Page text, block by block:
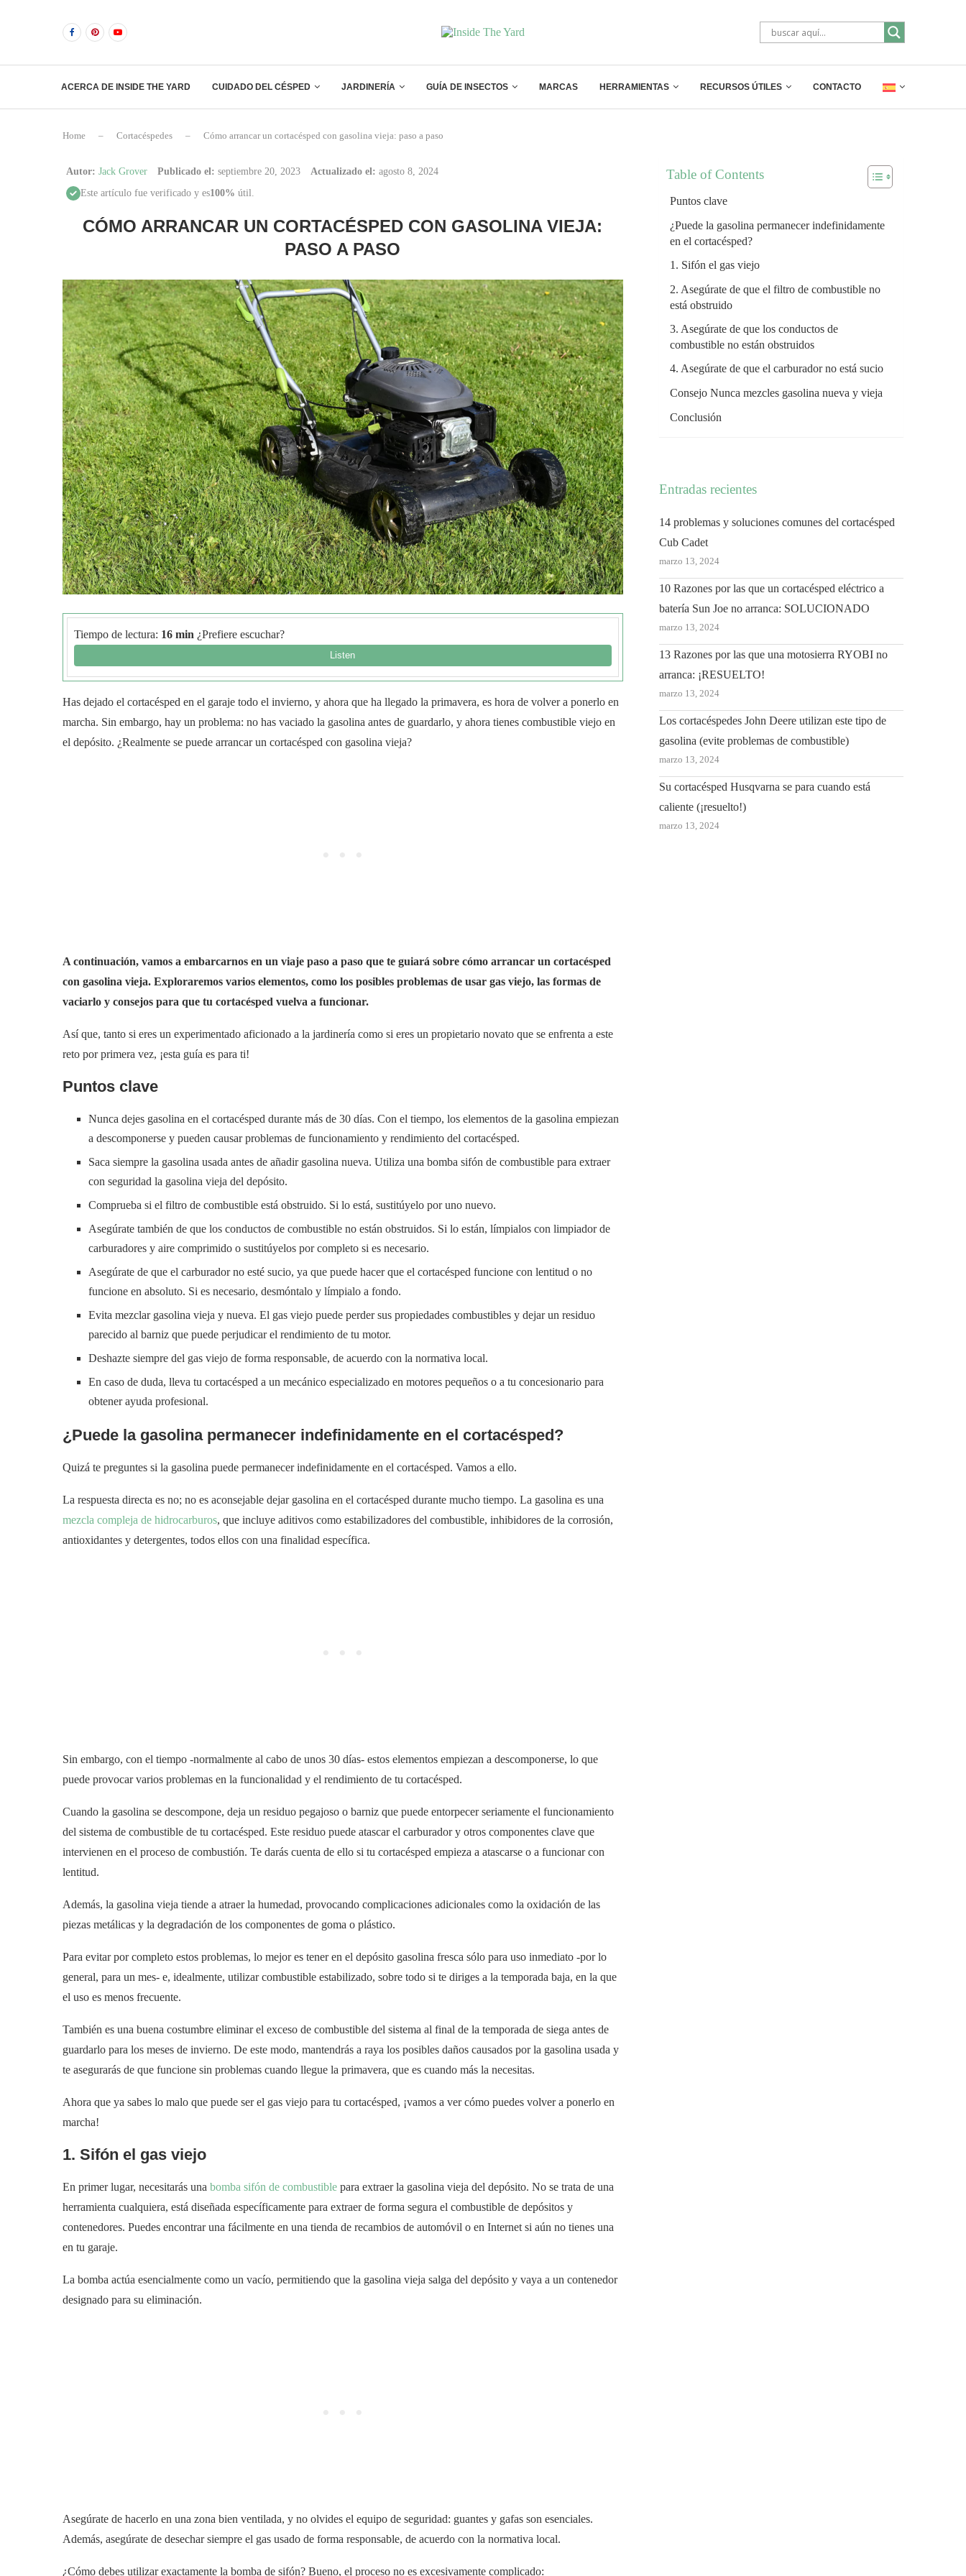
ACERCA DE INSIDE THE YARD CUIDADO DEL CÉSPED JARDINERÍA GUÍA DE INSECTOS MARCAS HERRAMIENTAS RECURSOS ÚTILES CONTACTO
Home – Cortacéspedes – Cómo arrancar un cortacésped con gasolina vieja: paso a paso
Autor: Jack Grover Publicado el: septiembre 20, 2023 Actualizado el: agosto 8, 2024
Este artículo fue verificado y es100% útil.
CÓMO ARRANCAR UN CORTACÉSPED CON GASOLINA VIEJA:
PASO A PASO
Tiempo de lectura: 16 min ¿Prefiere escuchar?
Has dejado el cortacésped en el garaje todo el invierno, y ahora que ha llegado la primavera, es hora de volver a ponerlo en
marcha. Sin embargo, hay un problema: no has vaciado la gasolina antes de guardarlo, y ahora tienes combustible viejo en
el depósito. ¿Realmente se puede arrancar un cortacésped con gasolina vieja?
A continuación, vamos a embarcarnos en un viaje paso a paso que te guiará sobre cómo arrancar un cortacésped
con gasolina vieja. Exploraremos varios elementos, como los posibles problemas de usar gas viejo, las formas de
vaciarlo y consejos para que tu cortacésped vuelva a funcionar.
Así que, tanto si eres un experimentado aficionado a la jardinería como si eres un propietario novato que se enfrenta a este
reto por primera vez, ¡esta guía es para ti!
Puntos clave
Nunca dejes gasolina en el cortacésped durante más de 30 días. Con el tiempo, los elementos de la gasolina empiezan
a descomponerse y pueden causar problemas de funcionamiento y rendimiento del cortacésped.
Saca siempre la gasolina usada antes de añadir gasolina nueva. Utiliza una bomba sifón de combustible para extraer
con seguridad la gasolina vieja del depósito.
Comprueba si el filtro de combustible está obstruido. Si lo está, sustitúyelo por uno nuevo.
Asegúrate también de que los conductos de combustible no están obstruidos. Si lo están, límpialos con limpiador de
carburadores y aire comprimido o sustitúyelos por completo si es necesario.
Asegúrate de que el carburador no esté sucio, ya que puede hacer que el cortacésped funcione con lentitud o no
funcione en absoluto. Si es necesario, desmóntalo y límpialo a fondo.
Evita mezclar gasolina vieja y nueva. El gas viejo puede perder sus propiedades combustibles y dejar un residuo
parecido al barniz que puede perjudicar el rendimiento de tu motor.
Deshazte siempre del gas viejo de forma responsable, de acuerdo con la normativa local.
En caso de duda, lleva tu cortacésped a un mecánico especializado en motores pequeños o a tu concesionario para
obtener ayuda profesional.
¿Puede la gasolina permanecer indefinidamente en el cortacésped?
Quizá te preguntes si la gasolina puede permanecer indefinidamente en el cortacésped. Vamos a ello.
La respuesta directa es no; no es aconsejable dejar gasolina en el cortacésped durante mucho tiempo. La gasolina es una
mezcla compleja de hidrocarburos, que incluye aditivos como estabilizadores del combustible, inhibidores de la corrosión,
antioxidantes y detergentes, todos ellos con una finalidad específica.
Sin embargo, con el tiempo -normalmente al cabo de unos 30 días- estos elementos empiezan a descomponerse, lo que
puede provocar varios problemas en la funcionalidad y el rendimiento de tu cortacésped.
Cuando la gasolina se descompone, deja un residuo pegajoso o barniz que puede entorpecer seriamente el funcionamiento
del sistema de combustible de tu cortacésped. Este residuo puede atascar el carburador y otros componentes clave que
intervienen en el proceso de combustión. Te darás cuenta de ello si tu cortacésped empieza a atascarse o a funcionar con
lentitud.
Además, la gasolina vieja tiende a atraer la humedad, provocando complicaciones adicionales como la oxidación de las
piezas metálicas y la degradación de los componentes de goma o plástico.
Para evitar por completo estos problemas, lo mejor es tener en el depósito gasolina fresca sólo para uso inmediato -por lo
general, para un mes- e, idealmente, utilizar combustible estabilizado, sobre todo si te diriges a la temporada baja, en la que
el uso es menos frecuente.
También es una buena costumbre eliminar el exceso de combustible del sistema al final de la temporada de siega antes de
guardarlo para los meses de invierno. De este modo, mantendrás a raya los posibles daños causados por la gasolina usada y
te asegurarás de que funcione sin problemas cuando llegue la primavera, que es cuando más la necesitas.
Ahora que ya sabes lo malo que puede ser el gas viejo para tu cortacésped, ¡vamos a ver cómo puedes volver a ponerlo en
marcha!
1. Sifón el gas viejo
En primer lugar, necesitarás una bomba sifón de combustible para extraer la gasolina vieja del depósito. No se trata de una
herramienta cualquiera, está diseñada específicamente para extraer de forma segura el combustible de depósitos y
contenedores. Puedes encontrar una fácilmente en una tienda de recambios de automóvil o en Internet si aún no tienes una
en tu garaje.
La bomba actúa esencialmente como un vacío, permitiendo que la gasolina vieja salga del depósito y vaya a un contenedor
designado para su eliminación.
Asegúrate de hacerlo en una zona bien ventilada, y no olvides el equipo de seguridad: guantes y gafas son esenciales.
Además, asegúrate de desechar siempre el gas usado de forma responsable, de acuerdo con la normativa local.
¿Cómo debes utilizar exactamente la bomba de sifón? Bueno, el proceso no es excesivamente complicado:
Table of Contents
Puntos clave
¿Puede la gasolina permanecer indefinidamente
en el cortacésped?
1. Sifón el gas viejo
2. Asegúrate de que el filtro de combustible no
está obstruido
3. Asegúrate de que los conductos de
combustible no están obstruidos
4. Asegúrate de que el carburador no está sucio
Consejo Nunca mezcles gasolina nueva y vieja
Conclusión
Entradas recientes
14 problemas y soluciones comunes del cortacésped
Cub Cadet
marzo 13, 2024
10 Razones por las que un cortacésped eléctrico a
batería Sun Joe no arranca: SOLUCIONADO
marzo 13, 2024
13 Razones por las que una motosierra RYOBI no
arranca: ¡RESUELTO!
marzo 13, 2024
Los cortacéspedes John Deere utilizan este tipo de
gasolina (evite problemas de combustible)
marzo 13, 2024
Su cortacésped Husqvarna se para cuando está
caliente (¡resuelto!)
marzo 13, 2024